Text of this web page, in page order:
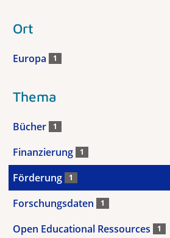
Ort
Europa 1
Thema
Bücher 1
Finanzierung 1
Förderung 1
Forschungsdaten 1
Open Educational Ressources 1